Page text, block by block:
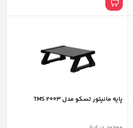
پایه مانیتور تسکو مدل TMS 2003